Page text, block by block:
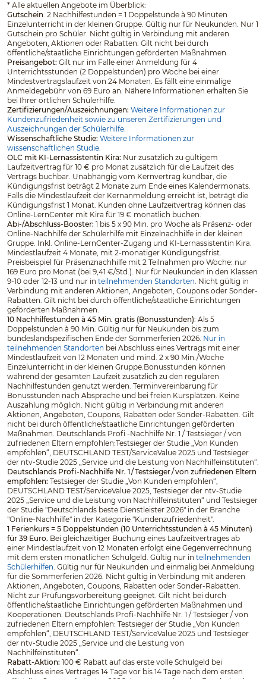
* Alle aktuellen Angebote im Überblick:
Gutschein: 2 Nachhilfestunden = 1 Doppelstunde à 90 Minuten
Einzelunterricht in der kleinen Gruppe. Gültig nur für Neukunden. Nur 1
Gutschein pro Schüler. Nicht gültig in Verbindung mit anderen
Angeboten, Aktionen oder Rabatten. Gilt nicht bei durch
öffentliche/staatliche Einrichtungen geförderten Maßnahmen.
Preisangebot: Gilt nur im Falle einer Anmeldung für 4
Unterrichtsstunden (2 Doppelstunden) pro Woche bei einer
Mindestvertragslaufzeit von 24 Monaten. Es fällt eine einmalige
Anmeldegebühr von 69 Euro an. Nähere Informationen erhalten Sie
bei Ihrer örtlichen Schülerhilfe.
Zertifizierungen/Auszeichnungen: Weitere Informationen zur
Kundenzufriedenheit sowie zu unseren Zertifizierungen und
Auszeichnungen der Schülerhilfe.
Wissenschaftliche Studie: Weitere Informationen zur
wissenschaftlichen Studie.
OLC mit KI-Lernassistentin Kira: Nur zusätzlich zu gültigem
Laufzeitvertrag für 10 € pro Monat zusätzlich für die Laufzeit des
Vertrags buchbar. Unabhängig vom Kernvertrag kündbar, die
Kündigungsfrist beträgt 2 Monate zum Ende eines Kalendermonats.
Falls die Mindestlaufzeit der Kernanmeldung erreicht ist, beträgt die
Kündigungsfrist 1 Monat. Kunden ohne Laufzeitvertrag können das
Online-LernCenter mit Kira für 19 € monatlich buchen.
Abi-/Abschluss-Booster: 1 bis 5 x 90 Min. pro Woche als Präsenz- oder
Online-Nachhilfe der Schülerhilfe mit Einzelnachhilfe in der kleinen
Gruppe. Inkl. Online-LernCenter-Zugang und KI-Lernassistentin Kira.
Mindestlaufzeit 4 Monate, mit 2-monatiger Kündigungsfrist.
Preisbeispiel für Präsenznachhilfe mit 2 Teilnahmen pro Woche: nur
169 Euro pro Monat (bei 9,41 €/Std.). Nur für Neukunden in den Klassen
9-10 oder 12-13 und nur in teilnehmenden Standorten. Nicht gültig in
Verbindung mit anderen Aktionen, Angeboten, Coupons oder Sonder-
Rabatten. Gilt nicht bei durch öffentliche/staatliche Einrichtungen
geförderten Maßnahmen.
10 Nachhilfestunden à 45 Min. gratis (Bonusstunden): Als 5
Doppelstunden à 90 Min. Gültig nur für Neukunden bis zum
bundeslandspezifischen Ende der Sommerferien 2026. Nur in
teilnehmenden Standorten bei Abschluss eines Vertrags mit einer
Mindestlaufzeit von 12 Monaten und mind. 2 x 90 Min./Woche
Einzelunterricht in der kleinen Gruppe.Bonusstunden können
während der gesamten Laufzeit zusätzlich zu den regulären
Nachhilfestunden genutzt werden. Terminvereinbarung für
Bonusstunden nach Absprache und bei freien Kursplätzen. Keine
Auszahlung möglich. Nicht gültig in Verbindung mit anderen
Aktionen, Angeboten, Coupons, Rabatten oder Sonder-Rabatten. Gilt
nicht bei durch öffentliche/staatliche Einrichtungen geförderten
Maßnahmen. Deutschlands Profi -Nachhilfe Nr. 1 / Testsieger / von
zufriedenen Eltern empfohlen:Testsieger der Studie „Von Kunden
empfohlen“, DEUTSCHLAND TEST/ServiceValue 2025 und Testsieger
der ntv-Studie 2025 „Service und die Leistung von Nachhilfeinstituten“.
Deutschlands Profi-Nachhilfe Nr. 1 / Testsieger / von zufriedenen Eltern
empfohlen: Testsieger der Studie „Von Kunden empfohlen“,
DEUTSCHLAND TEST/ServiceValue 2025, Testsieger der ntv-Studie
2025 „Service und die Leistung von Nachhilfeinstituten“ und Testsieger
der Studie "Deutschlands beste Dienstleister 2026" in der Branche
"Online-Nachhilfe" in der Kategorie "Kundenzufriedenheit".
1 Ferienkurs = 5 Doppelstunden (10 Unterrichtsstunden à 45 Minuten)
für 39 Euro. Bei gleichzeitiger Buchung eines Laufzeitvertrages ab
einer Mindestlaufzeit von 12 Monaten erfolgt eine Gegenverrechnung
mit dem ersten monatlichen Schulgeld. Gültig nur in teilnehmenden
Schülerhilfen. Gültig nur für Neukunden und einmalig bei Anmeldung
für die Sommerferien 2026. Nicht gültig in Verbindung mit anderen
Aktionen, Angeboten, Coupons, Rabatten oder Sonder-Rabatten.
Nicht zur Prüfungsvorbereitung geeignet. Gilt nicht bei durch
öffentliche/staatliche Einrichtungen geförderten Maßnahmen und
Kooperationen. Deutschlands Profi-Nachhilfe Nr. 1 / Testsieger / von
zufriedenen Eltern empfohlen: Testsieger der Studie „Von Kunden
empfohlen“, DEUTSCHLAND TEST/ServiceValue 2025 und Testsieger
der ntv-Studie 2025 „Service und die Leistung von
Nachhilfeinstituten“.
Rabatt-Aktion: 100 € Rabatt auf das erste volle Schulgeld bei
Abschluss eines Vertrages 14 Tage vor bis 14 Tage nach dem ersten